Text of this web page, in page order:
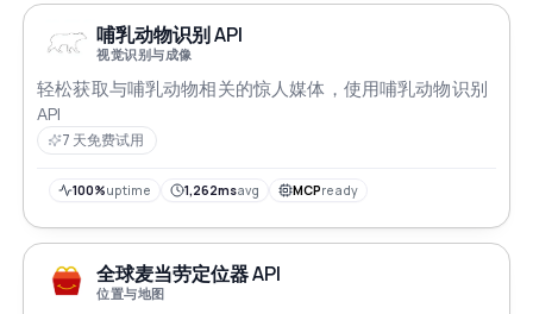
哺乳动物识别 API
视觉识别与成像
轻松获取与哺乳动物相关的惊人媒体，使用哺乳动物识别
API
7 天免费试用
100%uptime 1,262msavg MCPready
全球麦当劳定位器 API
位置与地图